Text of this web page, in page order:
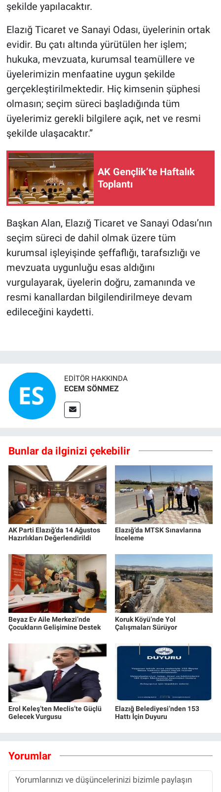
şekilde yapılacaktır.
Elazığ Ticaret ve Sanayi Odası, üyelerinin ortak
evidir. Bu çatı altında yürütülen her işlem;
hukuka, mevzuata, kurumsal teamüllere ve
üyelerimizin menfaatine uygun şekilde
gerçekleştirilmektedir. Hiç kimsenin şüphesi
olmasın; seçim süreci başladığında tüm
üyelerimiz gerekli bilgilere açık, net ve resmi
şekilde ulaşacaktır.”
AK Gençlik’te Haftalık
Toplantı
Başkan Alan, Elazığ Ticaret ve Sanayi Odası’nın
seçim süreci de dahil olmak üzere tüm
kurumsal işleyişinde şeffaflığı, tarafsızlığı ve
mevzuata uygunluğu esas aldığını
vurgulayarak, üyelerin doğru, zamanında ve
resmi kanallardan bilgilendirilmeye devam
edileceğini kaydetti.
EDITÖR HAKKINDA
ECEM SÖNMEZ
Bunlar da ilginizi çekebilir
AK Parti Elazığ’da 14 Ağustos
Hazırlıkları Değerlendirildi
Elazığ’da MTSK Sınavlarına
İnceleme
Beyaz Ev Aile Merkezi’nde
Çocukların Gelişimine Destek
Koruk Köyü’nde Yol
Çalışmaları Sürüyor
Erol Keleş’ten Meclis’te Güçlü
Gelecek Vurgusu
Elazığ Belediyesi’nden 153
Hattı İçin Duyuru
Yorumlar